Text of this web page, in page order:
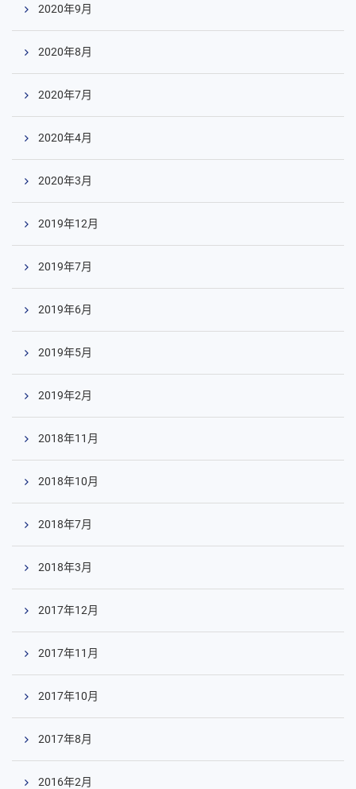
2020年9月
2020年8月
2020年7月
2020年4月
2020年3月
2019年12月
2019年7月
2019年6月
2019年5月
2019年2月
2018年11月
2018年10月
2018年7月
2018年3月
2017年12月
2017年11月
2017年10月
2017年8月
2016年2月